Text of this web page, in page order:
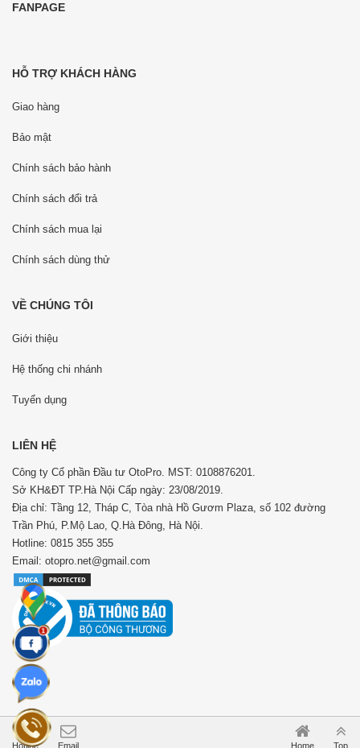
Hotline Email Home Top
FANPAGE
HỖ TRỢ KHÁCH HÀNG
Giao hàng
Bảo mật
Chính sách bảo hành
Chính sách đổi trả
Chính sách mua lại
Chính sách dùng thử
VỀ CHÚNG TÔI
Giới thiệu
Hệ thống chi nhánh
Tuyển dụng
LIÊN HỆ
Công ty Cổ phần Đầu tư OtoPro. MST: 0108876201.
Sở KH&ĐT TP.Hà Nội Cấp ngày: 23/08/2019.
Địa chỉ: Tầng 12, Tháp C, Tòa nhà Hồ Gươm Plaza, số 102 đường
Trần Phú, P.Mộ Lao, Q.Hà Đông, Hà Nội.
Hotline: 0815 355 355
Email: otopro.net@gmail.com